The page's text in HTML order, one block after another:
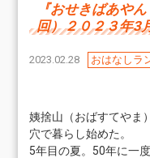
『おせきばあや
回）２０２３年3
2023.02.28 おはなしラ
姨捨山（おばすてやま
穴で暮らし始めた。
5年目の夏。50年に一